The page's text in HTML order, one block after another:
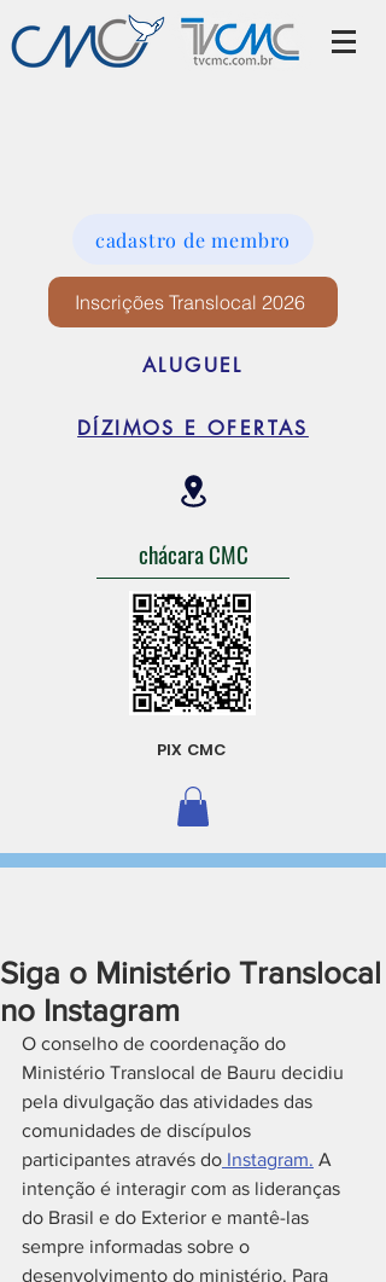
cadastro de membro
Inscrições Translocal 2026
ALUGUEL
DÍZIMOS E OFERTAS
chácara CMC
PIX CMC
Siga o Ministério Translocal
no Instagram
O conselho de coordenação do
Ministério Translocal de Bauru decidiu
pela divulgação das atividades das
comunidades de discípulos
participantes através do Instagram. A
intenção é interagir com as lideranças
do Brasil e do Exterior e mantê-las
sempre informadas sobre o
desenvolvimento do ministério. Para